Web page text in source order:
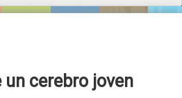
un cerebro joven